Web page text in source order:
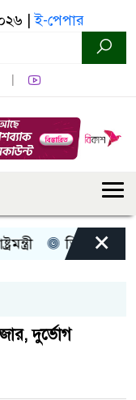
|ই-পেপার
তিন দিনের মধ্যে
×
দুর্ভোগ